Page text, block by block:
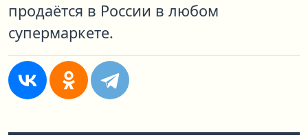
продаётся в России в любом
супермаркете.